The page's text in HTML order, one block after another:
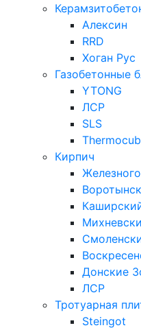
Алексин
RRD
Хоган Рус
Газобетонные
YTONG
ЛСР
SLS
Кирпич
Донские
ЛСР
Тротуарная
Steingot